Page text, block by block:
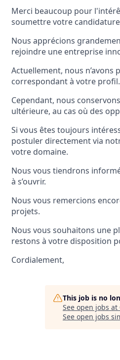
Merci beaucoup pour
soumettre votre
Nous apprécions
rejoindre une entreprise
Actuellement, nous n’avons
correspondant à votre profil.
Cependant, nous
ultérieure, au cas où des
Si vous êtes toujours
postuler directement via
votre domaine.
Nous vous tiendrons
à s’ouvrir.
Nous vous remercions
projets.
Nous vous souhaitons une
restons à votre disposition
Cordialement,
This job is no
See open jobs at
See open jobs